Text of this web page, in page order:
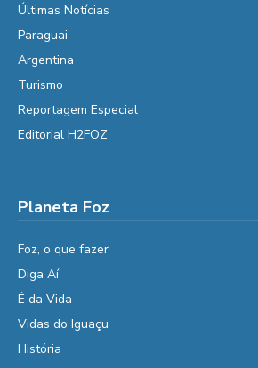
Últimas Notícias
Paraguai
Argentina
Turismo
Reportagem Especial
Editorial H2FOZ
Planeta Foz
Foz, o que fazer
Diga Aí
É da Vida
Vidas do Iguaçu
História